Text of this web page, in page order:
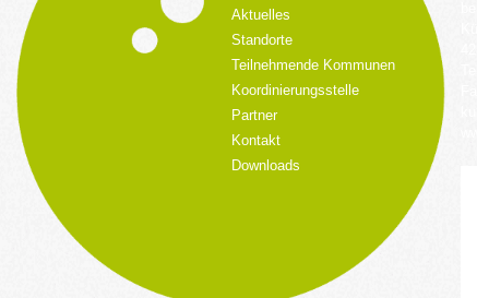
Aktuelles
Standorte
Teilnehmende Kommunen
Koordinierungsstelle
Partner
Kontakt
Downloads